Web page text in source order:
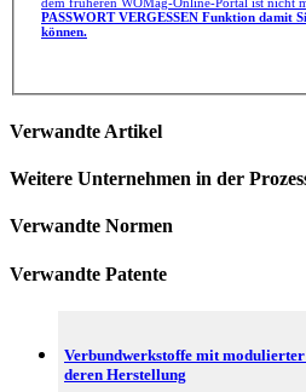
PASSWORT VERGESSEN Funktion damit
können.
Verwandte Artikel
Weitere Unternehmen in der
Verwandte Normen
Verwandte Patente
Verbundwerkstoffe mit
deren Herstellung